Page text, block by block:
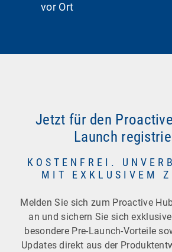
vor Ort
Jetzt für den
Launch
KOSTENFREI.
MIT EXKLUSIVEM
Melden Sie sich zum Proactive
an und sichern Sie sich
besondere Pre-Launch-Vorteile
Updates direkt aus der